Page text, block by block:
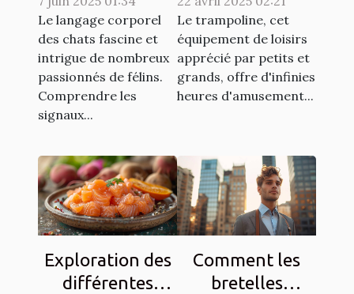
des chats
Le langage corporel
des chats fascine et
intrigue de nombreux
passionnés de félins.
Comprendre les
signaux...
selon l'espace
disponible
Le trampoline, cet
équipement de loisirs
apprécié par petits et
grands, offre d'infinies
heures d'amusement...
Exploration des
différentes
Comment les
bretelles